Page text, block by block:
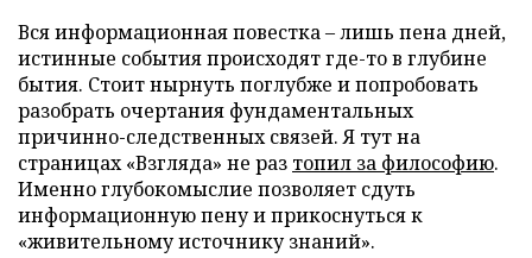
Вся информационная повестка – лишь пена дней,
истинные события происходят где-то в глубине
бытия. Стоит нырнуть поглубже и попробовать
разобрать очертания фундаментальных
причинно-следственных связей. Я тут на
страницах «Взгляда» не раз топил за философию.
Именно глубокомыслие позволяет сдуть
информационную пену и прикоснуться к
«живительному источнику знаний».